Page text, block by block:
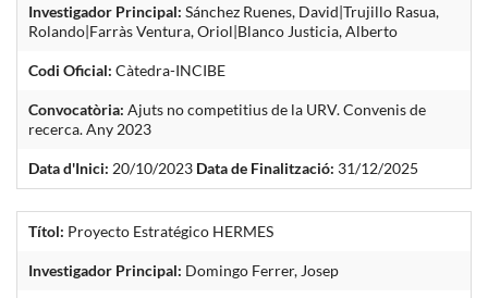
Investigador Principal: Sánchez Ruenes, David|Trujillo Rasua,
Rolando|Farràs Ventura, Oriol|Blanco Justicia, Alberto
Codi Oficial: Càtedra-INCIBE
Convocatòria: Ajuts no competitius de la URV. Convenis de
recerca. Any 2023
Data d'Inici: 20/10/2023 Data de Finalització: 31/12/2025
Títol: Proyecto Estratégico HERMES
Investigador Principal: Domingo Ferrer, Josep